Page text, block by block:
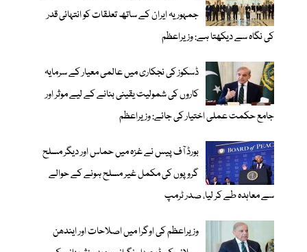
جمہوریہ ایران کے ساتھ تعلقات کو انتہائی قدر
کی نگاہ سے دیکھتا ہے: وزیراعظم
ڈسکوز کی نجکاری میں عالمی معیار کے سرمایہ
کاروں کی شمولیت یقینی بنانے کے لیے موثر اور
جامع حکمت عملی اختیار کی جائے: وزیراعظم
بورڈ آف پیس نے غزہ میں حماس اور دیگر مسلح
گروپوں کی مکمل غیر مسلح ہونے کے حوالے
سے معاہدہ طے کر لیا، صدر ٹرمپ
وزیراعظم کی اوگرا میں اصلاحات اور ایندھن